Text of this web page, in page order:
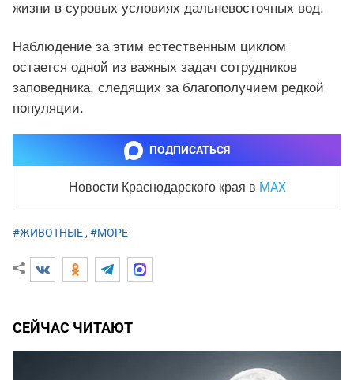
жизни в суровых условиях дальневосточных вод.
Наблюдение за этим естественным циклом
остается одной из важных задач сотрудников
заповедника, следящих за благополучием редкой
популяции.
ПОДПИСАТЬСЯ
Новости Краснодарского края в MAX
#ЖИВОТНЫЕ , #МОРЕ
СЕЙЧАС ЧИТАЮТ